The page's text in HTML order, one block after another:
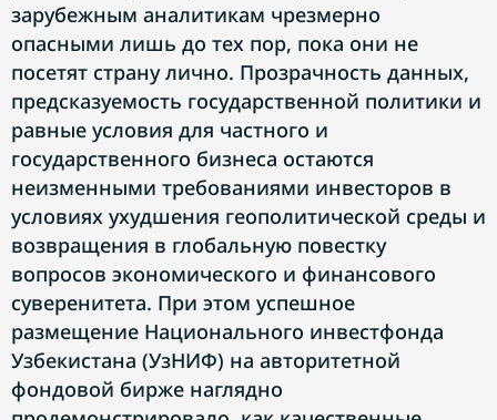
зарубежным аналитикам чрезмерно
опасными лишь до тех пор, пока они не
посетят страну лично. Прозрачность данных,
предсказуемость государственной политики и
равные условия для частного и
государственного бизнеса остаются
неизменными требованиями инвесторов в
условиях ухудшения геополитической среды и
возвращения в глобальную повестку
вопросов экономического и финансового
суверенитета. При этом успешное
размещение Национального инвестфонда
Узбекистана (УзНИФ) на авторитетной
фондовой бирже наглядно